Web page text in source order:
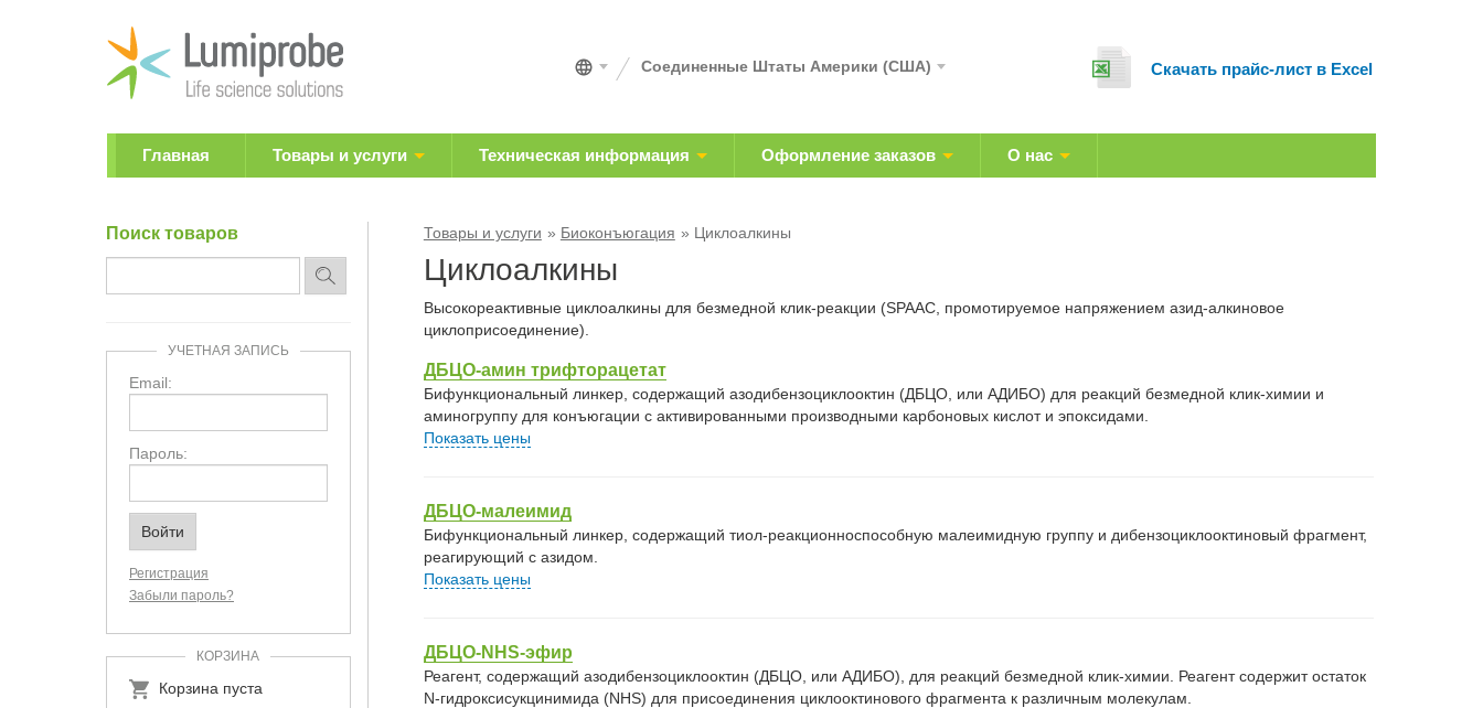
Cкачать прайс-лист в Excel
Соединенные Штаты Америки (США)
Главная Товары и услуги Техническая информация Оформление заказов О нас
Товары и услуги Биоконъюгация Циклоалкины
Циклоалкины
Высокореактивные циклоалкины для безмедной клик-реакции (SPAAC, промотируемое напряжением азид-алкиновое
циклоприсоединение).
ДБЦО-амин трифторацетат
Бифункциональный линкер, содержащий азодибензоциклооктин (ДБЦО, или АДИБО) для реакций безмедной клик-химии и
аминогруппу для конъюгации с активированными производными карбоновых кислот и эпоксидами.
Показать цены
ДБЦО-малеимид
Бифункциональный линкер, содержащий тиол-реакционноспособную малеимидную группу и дибензоциклооктиновый фрагмент,
реагирующий с азидом.
Показать цены
ДБЦО-NHS-эфир
Реагент, содержащий азодибензоциклооктин (ДБЦО, или АДИБО), для реакций безмедной клик-химии. Реагент содержит остаток
N-гидроксисукцинимида (NHS) для присоединения циклооктинового фрагмента к различным молекулам.
Поиск товаров
УЧЕТНАЯ ЗАПИСЬ
Email:
Пароль:
Регистрация
Забыли пароль?
КОРЗИНА
Корзина пуста